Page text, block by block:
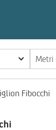
Metri
Fibocchi